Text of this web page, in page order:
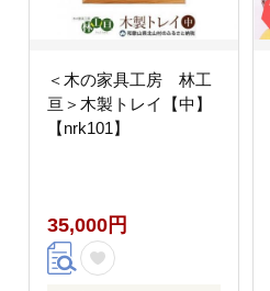
＜木の家具工房 林工
亘＞木製トレイ【中】
【nrk101】
35,000円